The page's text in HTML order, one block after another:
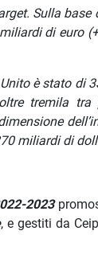
Sulla base
di euro
è stato di
tremila tra
miliardi di
2023
, e gestiti da